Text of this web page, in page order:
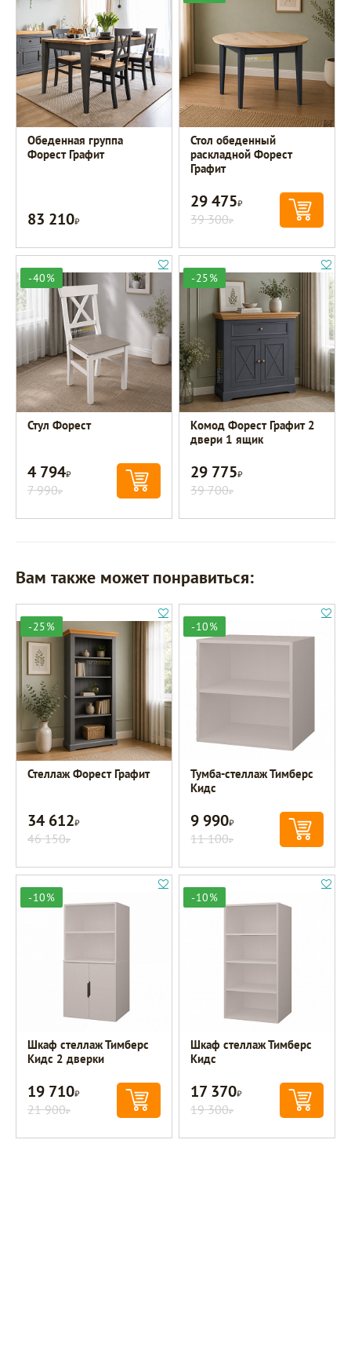
Обеденная группа
Форест Графит
83 210Р
Стол обеденный
раскладной Форест
Графит
29 475Р
39 300Р
-40%
Стул Форест
4 794Р
7 990Р
-25%
Комод Форест Графит 2
двери 1 ящик
29 775Р
39 700Р
Вам также может понравиться:
-25%
Стеллаж Форест Графит
34 612Р
46 150Р
-10%
Тумба-стеллаж Тимберс
Кидс
9 990Р
11 100Р
-10%
Шкаф стеллаж Тимберс
Кидс 2 дверки
19 710Р
21 900Р
-10%
Шкаф стеллаж Тимберс
Кидс
17 370Р
19 300Р